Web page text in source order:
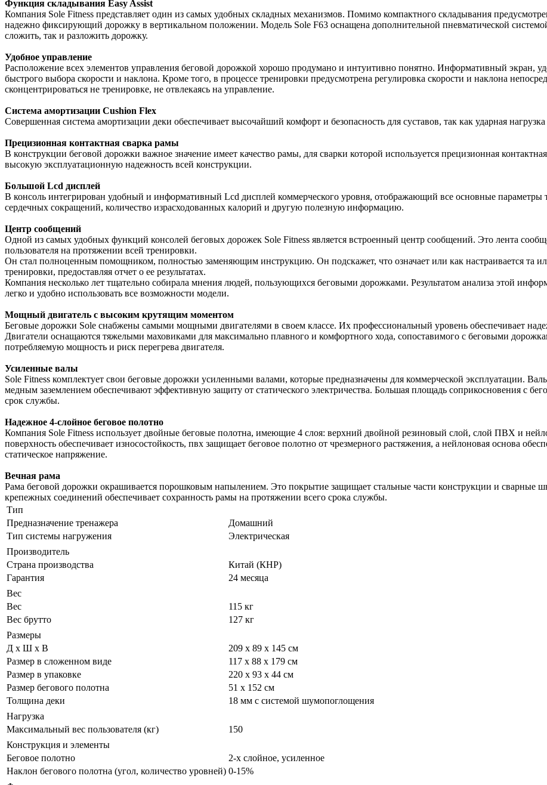
Функция складывания Easy Assist
Компания Sole Fitness представляет один из самых удобных складных механизмов. Помимо компактного складывания
надежно фиксирующий дорожку в вертикальном положении. Модель Sole F63 оснащена дополнительной пневматической системой
сложить, так и разложить дорожку.
Удобное управление
Расположение всех элементов управления беговой дорожкой хорошо продумано и интуитивно понятно. Информативный экран,
быстрого выбора скорости и наклона. Кроме того, в процессе тренировки предусмотрена регулировка скорости и наклона
сконцентрироваться не тренировке, не отвлекаясь на управление.
Система амортизации Cushion Flex
Совершенная система амортизации деки обеспечивает высочайший комфорт и безопасность для суставов, так как ударная
Прецизионная контактная сварка рамы
В конструкции беговой дорожки важное значение имеет качество рамы, для сварки которой используется прецизионная
высокую эксплуатационную надежность всей конструкции.
Большой Lcd дисплей
В консоль интегрирован удобный и информативный Lcd дисплей коммерческого уровня, отображающий все основные параметры
сердечных сокращений, количество израсходованных калорий и другую полезную информацию.
Центр сообщений
Одной из самых удобных функций консолей беговых дорожек Sole Fitness является встроенный центр сообщений. Это лента
пользователя на протяжении всей тренировки.
Он стал полноценным помощником, полностью заменяющим инструкцию. Он подскажет, что означает или как настраивается та
тренировки, предоставляя отчет о ее результатах.
Компания несколько лет тщательно собирала мнения людей, пользующихся беговыми дорожками. Результатом анализа этой
легко и удобно использовать все возможности модели.
Мощный двигатель с высоким крутящим моментом
Беговые дорожки Sole снабжены самыми мощными двигателями в своем классе. Их профессиональный уровень обеспечивает
Двигатели оснащаются тяжелыми маховиками для максимально плавного и комфортного хода, сопоставимого с беговыми
потребляемую мощность и риск перегрева двигателя.
Усиленные валы
Sole Fitness комплектует свои беговые дорожки усиленными валами, которые предназначены для коммерческой эксплуатации.
медным заземлением обеспечивают эффективную защиту от статического электричества. Большая площадь соприкосновения с
срок службы.
Надежное 4-слойное беговое полотно
Компания Sole Fitness использует двойные беговые полотна, имеющие 4 слоя: верхний двойной резиновый слой, слой ПВХ и
поверхность обеспечивает износостойкость, пвх защищает беговое полотно от чрезмерного растяжения, а нейлоновая основа
статическое напряжение.
Вечная рама
Рама беговой дорожки окрашивается порошковым напылением. Это покрытие защищает стальные части конструкции и сварные
крепежных соединений обеспечивает сохранность рамы на протяжении всего срока службы.
Тип
Предназначение тренажера
Домашний
Тип системы нагружения
Электрическая
Производитель
Страна производства
Китай (КНР)
Гарантия
24 месяца
Вес
Вес
115 кг
Вес брутто
127 кг
Размеры
Д х Ш х В
209 х 89 х 145 см
Размер в сложенном виде
117 х 88 х 179 см
Размер в упаковке
220 х 93 х 44 см
Размер бегового полотна
51 х 152 см
Толщина деки
18 мм с системой шумопоглощения
Нагрузка
Максимальный вес пользователя (кг)
150
Конструкция и элементы
Беговое полотно
2-х слойное, усиленное
Наклон бегового полотна (угол, количество уровней) 0-15%